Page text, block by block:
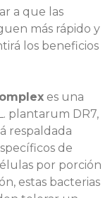
a que las
más rápido y
los beneficios
es una
plantarum DR7,
respaldada
de
por porción
estas bacterias